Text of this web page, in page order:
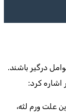
درگیر باشند.
اشاره کرد:
علت ورم لثه،